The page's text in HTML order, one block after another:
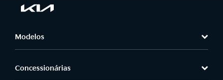
Modelos
Concessionárias